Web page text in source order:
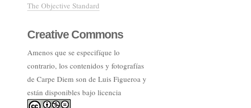
The Objective Standard
Creative Commons
Amenos que se especifíque lo
contrario, los contenidos y fotografías
de Carpe Diem son de Luis Figueroa y
están disponibles bajo licencia